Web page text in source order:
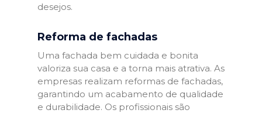
desejos.
Reforma de fachadas
Uma fachada bem cuidada e bonita
valoriza sua casa e a torna mais atrativa. As
empresas realizam reformas de fachadas,
garantindo um acabamento de qualidade
e durabilidade. Os profissionais são